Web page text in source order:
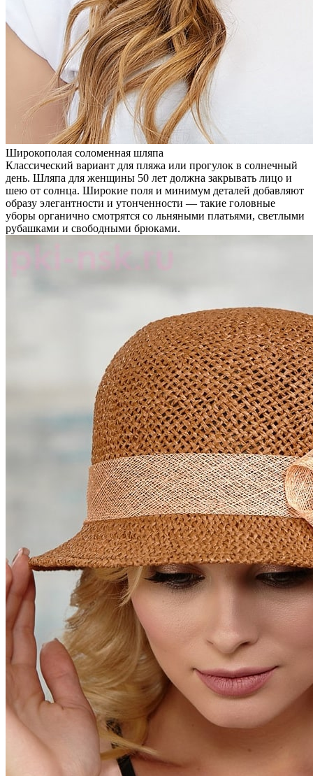
Широкополая соломенная шляпа
Классический вариант для пляжа или прогулок в солнечный
день. Шляпа для женщины 50 лет должна закрывать лицо и
шею от солнца. Широкие поля и минимум деталей добавляют
образу элегантности и утонченности — такие головные
уборы органично смотрятся со льняными платьями, светлыми
рубашками и свободными брюками.